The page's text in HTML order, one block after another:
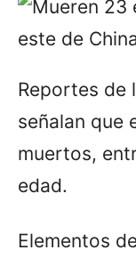
Reportes de
señalan que
muertos,
edad.
Elementos